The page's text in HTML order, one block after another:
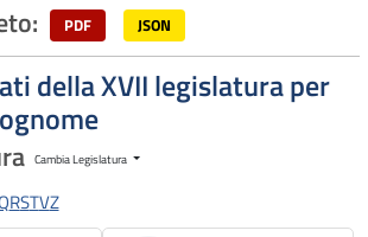
PDF JSON
della XVII legislatura per
Cambia Legislatura
RSTVZ